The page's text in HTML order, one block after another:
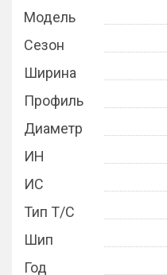
Модель
Сезон
Ширина
Профиль
Диаметр
ИН
ИС
Тип Т/С
Шип
Год